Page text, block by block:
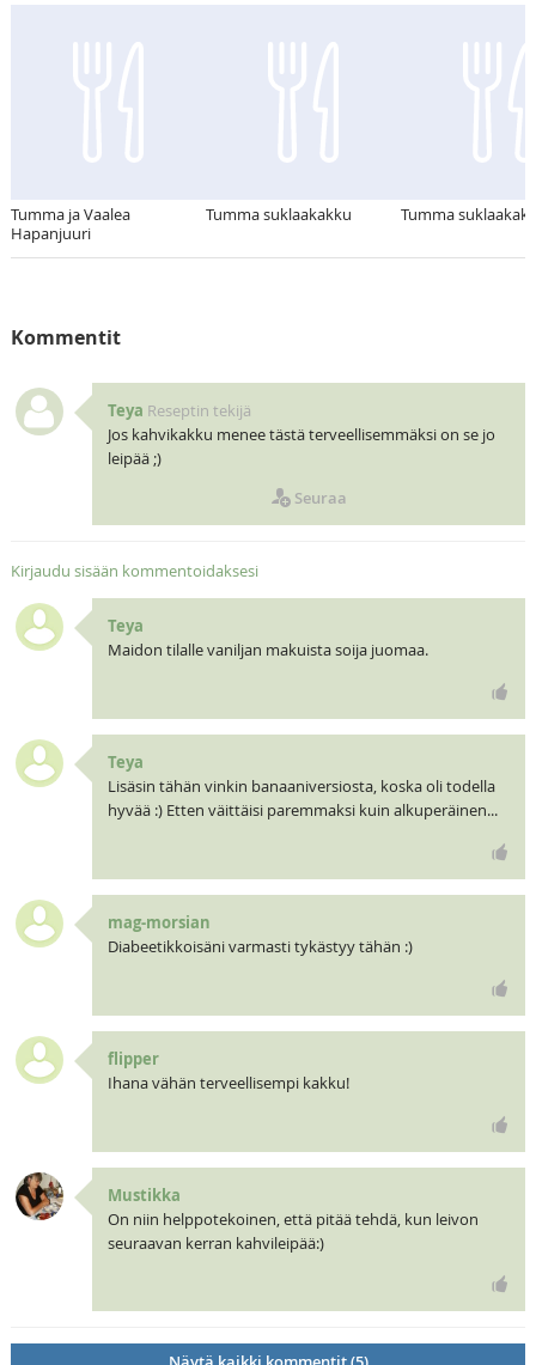
Tumma ja Vaalea
Hapanjuuri
Tumma suklaakakku Tumma
Kommentit
Teya Reseptin tekijä
Jos kahvikakku menee tästä terveellisemmäksi on se jo
leipää ;)
Seuraa
Kirjaudu sisään kommentoidaksesi
Teya
Maidon tilalle vaniljan makuista soija juomaa.
Teya
Lisäsin tähän vinkin banaaniversiosta, koska oli todella
hyvää :) Etten väittäisi paremmaksi kuin alkuperäinen...
mag-morsian
Diabeetikkoisäni varmasti tykästyy tähän :)
flipper
Ihana vähän terveellisempi kakku!
Mustikka
On niin helppotekoinen, että pitää tehdä, kun leivon
seuraavan kerran kahvileipää:)